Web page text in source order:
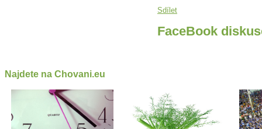
Sdílet
FaceBook
Najdete na Chovani.eu